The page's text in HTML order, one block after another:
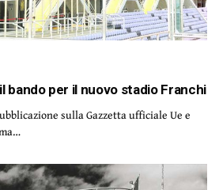
bando per il nuovo stadio Franchi
sulla Gazzetta ufficiale Ue e